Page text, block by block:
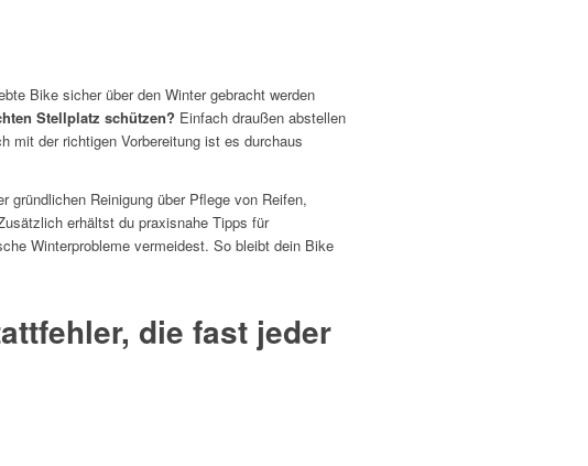
Bike sicher über den Winter gebracht werden
Stellplatz schützen? Einfach draußen abstellen
der richtigen Vorbereitung ist es durchaus
Reinigung über Pflege von Reifen,
erhältst du praxisnahe Tipps für
Winterprobleme vermeidest. So bleibt dein Bike
die fast jeder